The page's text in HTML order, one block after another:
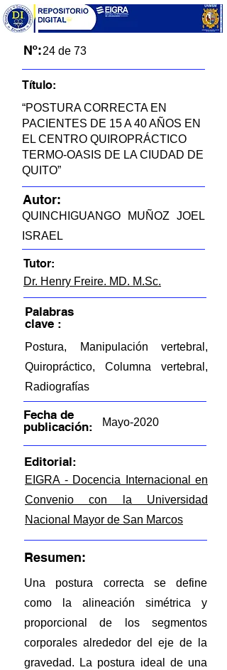
Nº:24 de 73
Título:
“POSTURA CORRECTA EN
PACIENTES DE 15 A 40 AÑOS EN
EL CENTRO QUIROPRÁCTICO
TERMO-OASIS DE LA CIUDAD DE
QUITO”
QUINCHIGUANGO MUÑOZ JOEL
ISRAEL
Autor:
Tutor:
Dr. Henry Freire. MD. M.Sc.
Palabras
clave :
Postura, Manipulación vertebral,
Quiropráctico, Columna vertebral,
Radiografías
Fecha de
publicación:
Mayo-2020
Editorial:
EIGRA - Docencia Internacional en
Convenio con la Universidad
Nacional Mayor de San Marcos
Resumen:
Una postura correcta se define
como la alineación simétrica y
proporcional de los segmentos
corporales alrededor del eje de la
gravedad. La postura ideal de una